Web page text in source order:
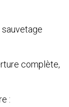
complète,
: